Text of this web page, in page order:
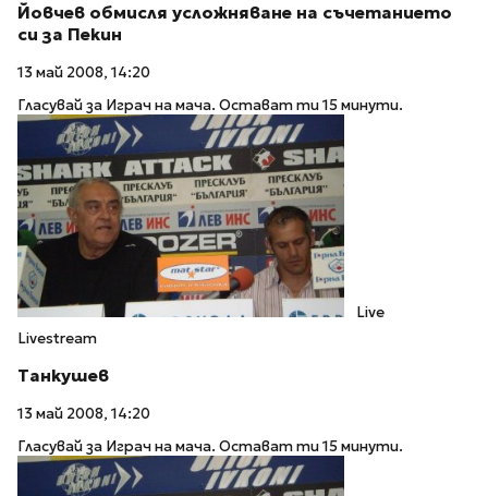
Йовчев обмисля усложняване на съчетанието
си за Пекин
13 май 2008, 14:20
Гласувай за Играч на мача. Остават ти 15 минути.
Live
Livestream
Танкушев
13 май 2008, 14:20
Гласувай за Играч на мача. Остават ти 15 минути.